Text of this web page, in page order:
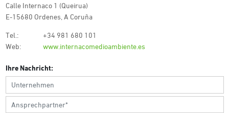
Calle Internaco 1 (Queirua)
E-15680 Ordenes, A Coruña
Tel.:
+34 981 680 101
Web:
www.internacomedioambiente.es
Ihre Nachricht: